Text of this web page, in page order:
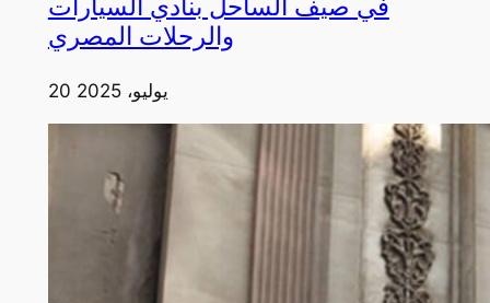
في صيف الساحل بنادي السيارات
والرحلات المصري
20 يوليو، 2025